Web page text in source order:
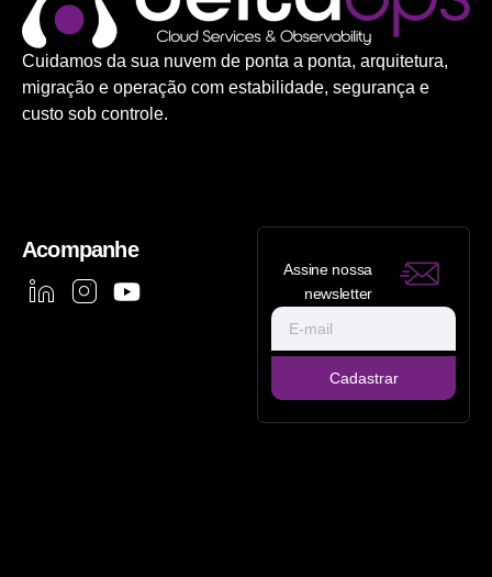
Cuidamos da sua nuvem de ponta a ponta, arquitetura,
migração e operação com estabilidade, segurança e
custo sob controle.
Acompanhe
Assine nossa
newsletter
Cadastrar